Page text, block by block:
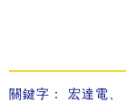
關鍵字： 宏達電